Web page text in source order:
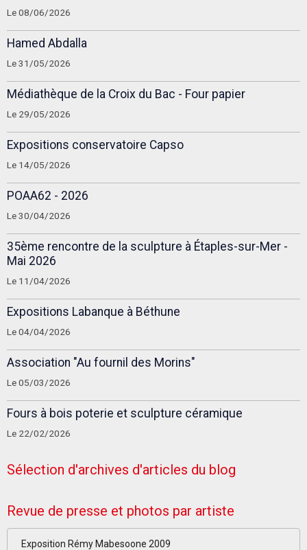
Le 08/06/2026
Hamed Abdalla
Le 31/05/2026
Médiathèque de la Croix du Bac - Four papier
Le 29/05/2026
Expositions conservatoire Capso
Le 14/05/2026
POAA62 - 2026
Le 30/04/2026
35ème rencontre de la sculpture à Étaples-sur-Mer -
Mai 2026
Le 11/04/2026
Expositions Labanque à Béthune
Le 04/04/2026
Association "Au fournil des Morins"
Le 05/03/2026
Fours à bois poterie et sculpture céramique
Le 22/02/2026
Sélection d'archives d'articles du blog
Revue de presse et photos par artiste
Exposition Rémy Mabesoone 2009